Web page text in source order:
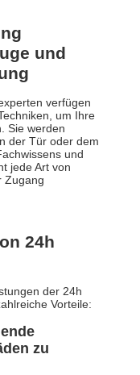
und
verfügen
um Ihre
Sie werden
der Tür oder dem
und
jede Art von
Zugang
24h
der 24h
Vorteile:
zu